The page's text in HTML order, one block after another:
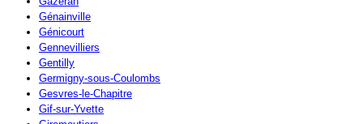
Génainville
Génicourt
Gennevilliers
Gentilly
Germigny-sous-Coulombs
Gesvres-le-Chapitre
Gif-sur-Yvette